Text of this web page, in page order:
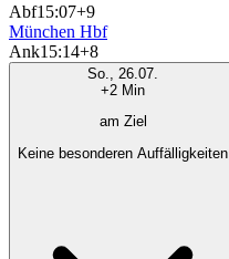
Abf15:07+9
München Hbf
Ank15:14+8
So., 26.07.
+2 Min
am Ziel
Keine besonderen Auffälligkeiten